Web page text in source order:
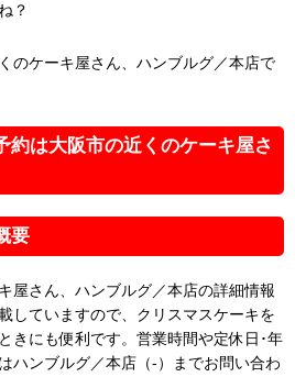
？
のケーキ屋さん、ハンブルグ／本店で
約は大阪市の近くのケーキ屋さ
要
屋さん、ハンブルグ／本店の詳細情報
していますので、クリスマスケーキを
きにも便利です。営業時間や定休日･年
ハンブルグ／本店（-）までお問い合わ